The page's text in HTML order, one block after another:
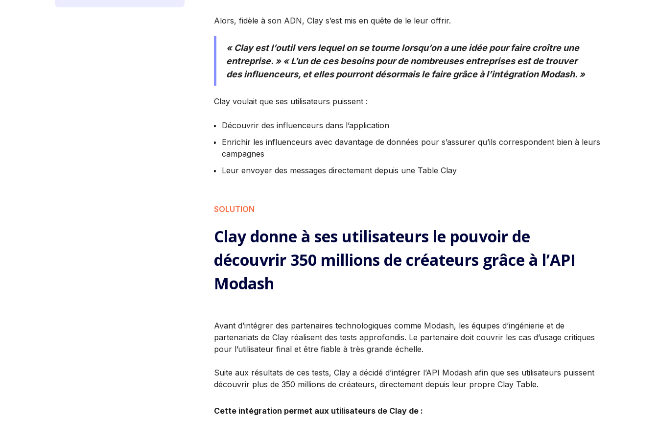
Alors, fidèle à son ADN, Clay s’est mis en quête de le leur offrir.
« Clay est l’outil vers lequel on se tourne lorsqu’on a une idée pour faire croître une
entreprise. » « L’un de ces besoins pour de nombreuses entreprises est de trouver
des influenceurs, et elles pourront désormais le faire grâce à l’intégration Modash. »
Clay voulait que ses utilisateurs puissent :
Découvrir des influenceurs dans l’application
Enrichir les influenceurs avec davantage de données pour s’assurer qu’ils correspondent bien à leurs
campagnes
Leur envoyer des messages directement depuis une Table Clay
SOLUTION
Clay donne à ses utilisateurs le pouvoir de
découvrir 350 millions de créateurs grâce à l’API
Modash
Avant d’intégrer des partenaires technologiques comme Modash, les équipes d’ingénierie et de
partenariats de Clay réalisent des tests approfondis. Le partenaire doit couvrir les cas d’usage critiques
pour l’utilisateur final et être fiable à très grande échelle.
Suite aux résultats de ces tests, Clay a décidé d’intégrer l’API Modash afin que ses utilisateurs puissent
découvrir plus de 350 millions de créateurs, directement depuis leur propre Clay Table.
Cette intégration permet aux utilisateurs de Clay de :